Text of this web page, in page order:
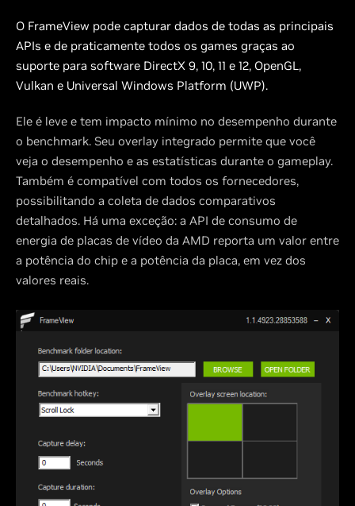
O FrameView pode capturar dados de todas as principais
APIs e de praticamente todos os games graças ao
suporte para software DirectX 9, 10, 11 e 12, OpenGL,
Vulkan e Universal Windows Platform (UWP).
Ele é leve e tem impacto mínimo no desempenho durante
o benchmark. Seu overlay integrado permite que você
veja o desempenho e as estatísticas durante o gameplay.
Também é compatível com todos os fornecedores,
possibilitando a coleta de dados comparativos
detalhados. Há uma exceção: a API de consumo de
energia de placas de vídeo da AMD reporta um valor entre
a potência do chip e a potência da placa, em vez dos
valores reais.